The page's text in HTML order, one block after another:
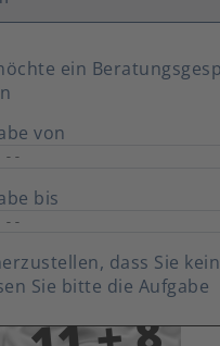
von
bis
dass Sie
Sie bitte die Aufgabe